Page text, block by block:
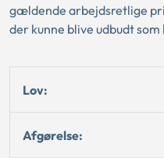
gældende arbejdsretlige
der kunne blive udbudt
Lov:
Afgørelse: